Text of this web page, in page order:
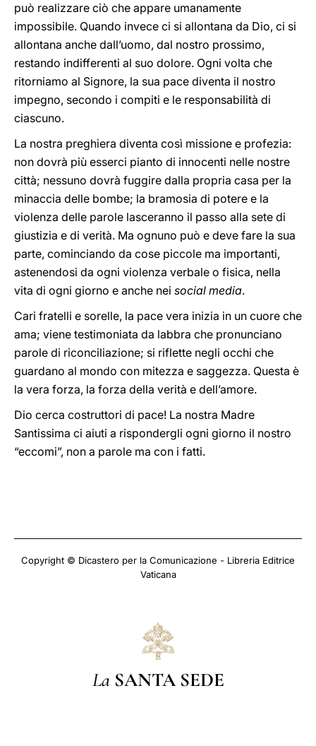
può realizzare ciò che appare umanamente
impossibile. Quando invece ci si allontana da Dio, ci si
allontana anche dall’uomo, dal nostro prossimo,
restando indifferenti al suo dolore. Ogni volta che
ritorniamo al Signore, la sua pace diventa il nostro
impegno, secondo i compiti e le responsabilità di
ciascuno.
La nostra preghiera diventa così missione e profezia:
non dovrà più esserci pianto di innocenti nelle nostre
città; nessuno dovrà fuggire dalla propria casa per la
minaccia delle bombe; la bramosia di potere e la
violenza delle parole lasceranno il passo alla sete di
giustizia e di verità. Ma ognuno può e deve fare la sua
parte, cominciando da cose piccole ma importanti,
astenendosi da ogni violenza verbale o fisica, nella
vita di ogni giorno e anche nei social media.
Cari fratelli e sorelle, la pace vera inizia in un cuore che
ama; viene testimoniata da labbra che pronunciano
parole di riconciliazione; si riflette negli occhi che
guardano al mondo con mitezza e saggezza. Questa è
la vera forza, la forza della verità e dell’amore.
Dio cerca costruttori di pace! La nostra Madre
Santissima ci aiuti a rispondergli ogni giorno il nostro
“eccomi”, non a parole ma con i fatti.
Copyright © Dicastero per la Comunicazione - Libreria Editrice
Vaticana
La SANTA SEDE